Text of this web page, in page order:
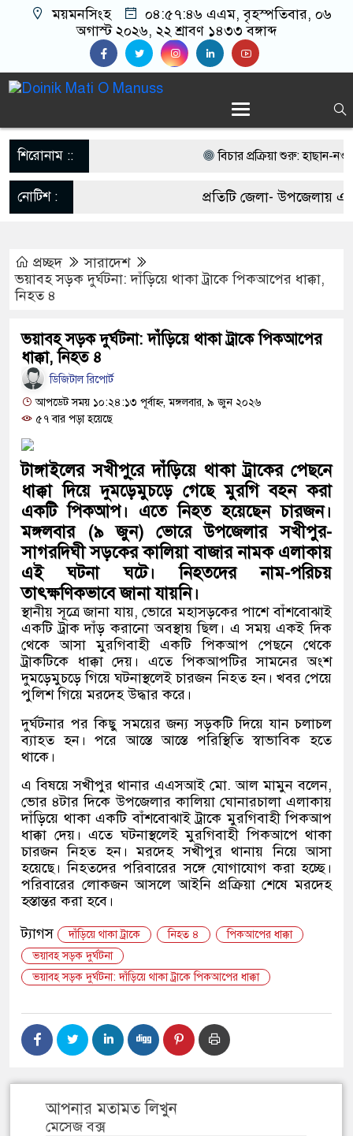
ময়মনসিংহ ০৪:৫৭:৪৬ এএম, বৃহস্পতিবার, ০৬
অগাস্ট ২০২৬, ২২ শ্রাবণ ১৪৩৩ বঙ্গাব্দ
শিরোনাম :: বিচার প্রক্রিয়া শুরু: হাছান-
আজ
বাংলাদেশ বর্তমানে একটি
অন্তর্বর্তীকালীন সরকার গঠনের
দেশত্যাগের চেষ্টা ব্যর্থ: দিল্লি
পরে গ্রেপ্তার পলক
নৌপথে পলায়নের চেষ্টা:
আনিসুল হক ও সালমান এফ রহমান
মিরপুরে ফ্ল্যাট পাবেন জুলাই
জানিয়েছেন গণপূর্ত প্রতিমন্ত্রী
ইতিহাসের সাক্ষী হতে প্রস্তুত:
থাকছে যেসকল রোমাঞ্চকর
নোটিশ :
প্রতিটি জেলা- উপজেলায়
প্রচ্ছদ
সারাদেশ
ভয়াবহ সড়ক দুর্ঘটনা: দাঁড়িয়ে থাকা ট্রাকে পিকআপের ধাক্কা,
নিহত ৪
ভয়াবহ সড়ক দুর্ঘটনা: দাঁড়িয়ে থাকা ট্রাকে পিকআপের
ধাক্কা, নিহত ৪
ডিজিটাল রিপোর্ট
আপডেট সময় ১০:২৪:১৩ পূর্বাহ্ন, মঙ্গলবার, ৯ জুন ২০২৬
৫৭ বার পড়া হয়েছে
টাঙ্গাইলের সখীপু্রে দাঁড়িয়ে থাকা ট্রাকের পেছনে
ধাক্কা দিয়ে দুমড়েমুচড়ে গেছে মুরগি বহন করা
একটি পিকআপ। এতে নিহত হয়েছেন চারজন।
মঙ্গলবার (৯ জুন) ভোরে উপজেলার সখীপুর-
সাগরদিঘী সড়কের কালিয়া বাজার নামক এলাকায়
এই ঘটনা ঘটে। নিহতদের নাম-পরিচয়
তাৎক্ষণিকভাবে জানা যায়নি।
স্থানীয় সূত্রে জানা যায়, ভোরে মহাসড়কের পাশে বাঁশবোঝাই
একটি ট্রাক দাঁড় করানো অবস্থায় ছিল। এ সময় একই দিক
থেকে আসা মুরগিবাহী একটি পিকআপ পেছনে থেকে
ট্রাকটিকে ধাক্কা দেয়। এতে পিকআপটির সামনের অংশ
দুমড়েমুচড়ে গিয়ে ঘটনাস্থলেই চারজন নিহত হন। খবর পেয়ে
পুলিশ গিয়ে মরদেহ উদ্ধার করে।
দুর্ঘটনার পর কিছু সময়ের জন্য সড়কটি দিয়ে যান চলাচল
ব্যাহত হন। পরে আস্তে আস্তে পরিস্থিতি স্বাভাবিক হতে
থাকে।
এ বিষয়ে সখীপুর থানার এএসআই মো. আল মামুন বলেন,
ভোর ৪টার দিকে উপজেলার কালিয়া ঘোনারচালা এলাকায়
দাঁড়িয়ে থাকা একটি বাঁশবোঝাই ট্রাকে মুরগিবাহী পিকআপ
ধাক্কা দেয়। এতে ঘটনাস্থলেই মুরগিবাহী পিকআপে থাকা
চারজন নিহত হন। মরদেহ সখীপুর থানায় নিয়ে আসা
হয়েছে। নিহতদের পরিবারের সঙ্গে যোগাযোগ করা হচ্ছে।
পরিবারের লোকজন আসলে আইনি প্রক্রিয়া শেষে মরদেহ
হস্তান্তর করা হবে।
ট্যাগস
দাঁড়িয়ে থাকা ট্রাকে নিহত ৪
পিকআপের ধাক্কা
ভয়াবহ সড়ক দুর্ঘটনা
ভয়াবহ সড়ক দুর্ঘটনা: দাঁড়িয়ে থাকা ট্রাকে পিকআপের ধাক্কা
আপনার মতামত লিখুন
মেসেজ বক্স